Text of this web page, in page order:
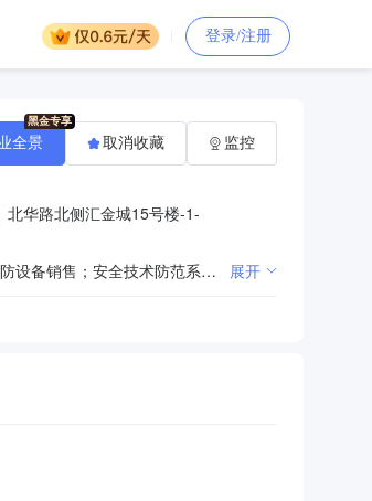
登录/注册
北华路北侧汇金城15号楼-1-
一般项目：技术服务、技术开发、技术咨询、技术交流、技术转让、技术推广；计算机及办公设备维修；网络设备销售；安防设备销售；安全技术防范系统设计施工服务；水环境污染防治服务；环境保护专用设备销售。（除依法须经批准的项目外，凭营业执照依法自主开展经营活动） 展开
全景 取消收藏 监控